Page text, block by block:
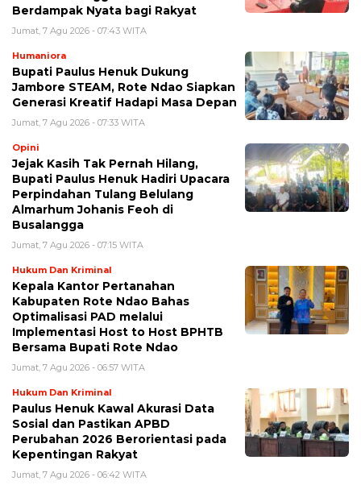
Berdampak Nyata bagi Rakyat
Jumat, 7 Agu 2026 - 07:43 WITA
Humaniora
Bupati Paulus Henuk Dukung
Jambore STEAM, Rote Ndao Siapkan
Generasi Kreatif Hadapi Masa Depan
Jumat, 7 Agu 2026 - 07:33 WITA
Opini
Jejak Kasih Tak Pernah Hilang,
Bupati Paulus Henuk Hadiri Upacara
Perpindahan Tulang Belulang
Almarhum Johanis Feoh di
Busalangga
Jumat, 7 Agu 2026 - 07:15 WITA
Hukum Dan Kriminal
Kepala Kantor Pertanahan
Kabupaten Rote Ndao Bahas
Optimalisasi PAD melalui
Implementasi Host to Host BPHTB
Bersama Bupati Rote Ndao
Jumat, 7 Agu 2026 - 06:57 WITA
Hukum Dan Kriminal
Paulus Henuk Kawal Akurasi Data
Sosial dan Pastikan APBD
Perubahan 2026 Berorientasi pada
Kepentingan Rakyat
Jumat, 7 Agu 2026 - 06:42 WITA